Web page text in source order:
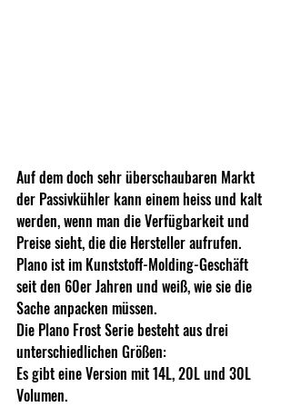
Auf dem doch sehr überschaubaren Markt
der Passivkühler kann einem heiss und kalt
werden, wenn man die Verfügbarkeit und
Preise sieht, die die Hersteller aufrufen.
Plano ist im Kunststoff-Molding-Geschäft
seit den 60er Jahren und weiß, wie sie die
Sache anpacken müssen.
Die Plano Frost Serie besteht aus drei
unterschiedlichen Größen:
Es gibt eine Version mit 14L, 20L und 30L
Volumen.